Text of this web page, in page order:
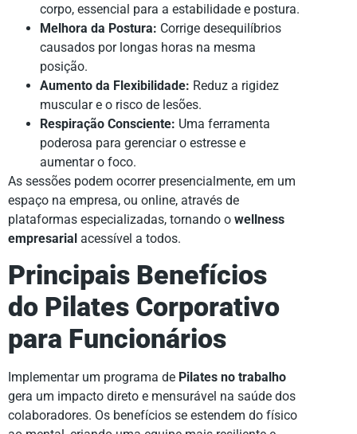
corpo, essencial para a estabilidade e postura.
Melhora da Postura: Corrige desequilíbrios
causados por longas horas na mesma
posição.
Aumento da Flexibilidade: Reduz a rigidez
muscular e o risco de lesões.
Respiração Consciente: Uma ferramenta
poderosa para gerenciar o estresse e
aumentar o foco.
As sessões podem ocorrer presencialmente, em um
espaço na empresa, ou online, através de
plataformas especializadas, tornando o wellness
empresarial acessível a todos.
Principais Benefícios
do Pilates Corporativo
para Funcionários
Implementar um programa de Pilates no trabalho
gera um impacto direto e mensurável na saúde dos
colaboradores. Os benefícios se estendem do físico